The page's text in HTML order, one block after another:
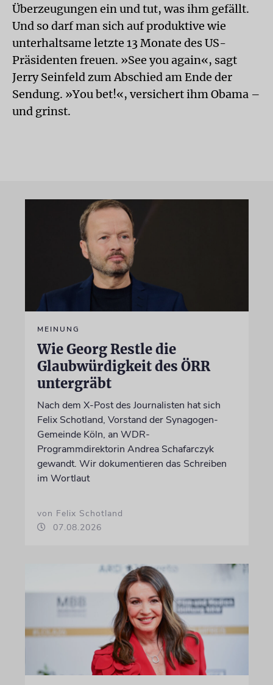
Überzeugungen ein und tut, was ihm gefällt.
Und so darf man sich auf produktive wie
unterhaltsame letzte 13 Monate des US-
Präsidenten freuen. »See you again«, sagt
Jerry Seinfeld zum Abschied am Ende der
Sendung. »You bet!«, versichert ihm Obama –
und grinst.
MEINUNG
Wie Georg Restle die
Glaubwürdigkeit des ÖRR
untergräbt
Nach dem X-Post des Journalisten hat sich
Felix Schotland, Vorstand der Synagogen-
Gemeinde Köln, an WDR-
Programmdirektorin Andrea Schafarczyk
gewandt. Wir dokumentieren das Schreiben
im Wortlaut
von Felix Schotland
07.08.2026